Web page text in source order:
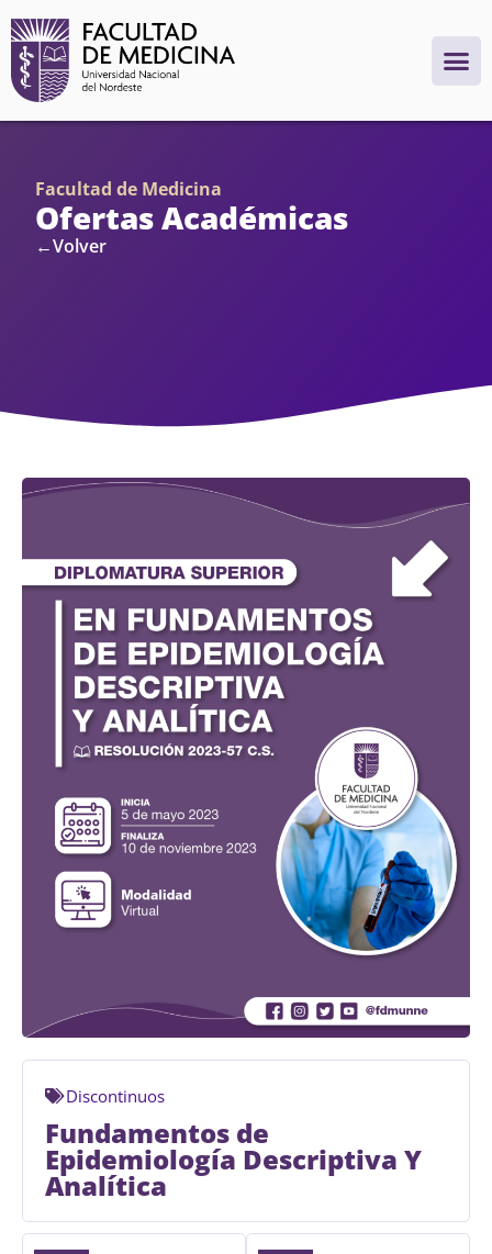
Facultad de Medicina
Ofertas Académicas
←Volver
Discontinuos
Fundamentos de
Epidemiología Descriptiva Y
Analítica